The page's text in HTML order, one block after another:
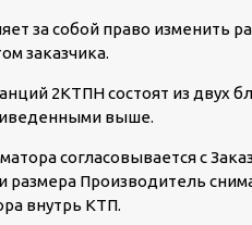
за собой право изменить
заказчика.
2КТПН состоят из двух
выше.
согласовывается с
размера Производитель
внутрь КТП.